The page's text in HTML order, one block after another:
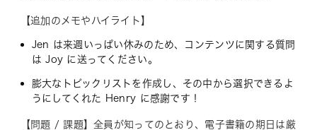
【追加のメモやハイライト】
Jen は来週いっぱい休みのため、コンテンツに関する質問
は Joy に送ってください。
膨大なトピックリストを作成し、その中から選択できるよ
うにしてくれた Henry に感謝です！
【問題 / 課題】全員が知ってのとおり、電子書籍の期日は厳